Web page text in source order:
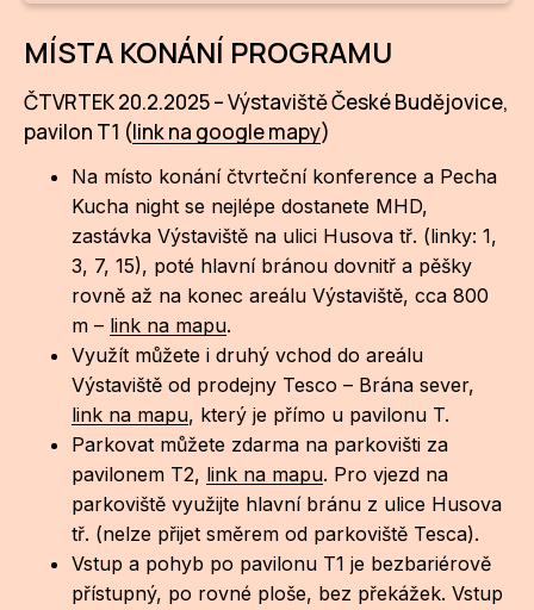
MÍSTA KONÁNÍ PROGRAMU
ČTVRTEK 20.2.2025 – Výstaviště České Budějovice,
pavilon T1 (link na google mapy)
Na místo konání čtvrteční konference a Pecha
Kucha night se nejlépe dostanete MHD,
zastávka Výstaviště na ulici Husova tř. (linky: 1,
3, 7, 15), poté hlavní bránou dovnitř a pěšky
rovně až na konec areálu Výstaviště, cca 800
m – link na mapu.
Využít můžete i druhý vchod do areálu
Výstaviště od prodejny Tesco – Brána sever,
link na mapu, který je přímo u pavilonu T.
Parkovat můžete zdarma na parkovišti za
pavilonem T2, link na mapu. Pro vjezd na
parkoviště využijte hlavní bránu z ulice Husova
tř. (nelze přijet směrem od parkoviště Tesca).
Vstup a pohyb po pavilonu T1 je bezbariérově
přístupný, po rovné ploše, bez překážek. Vstup